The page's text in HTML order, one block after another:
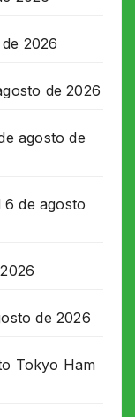
2026
de 2026
agosto de
6 de agosto
de 2026
Tokyo Ham